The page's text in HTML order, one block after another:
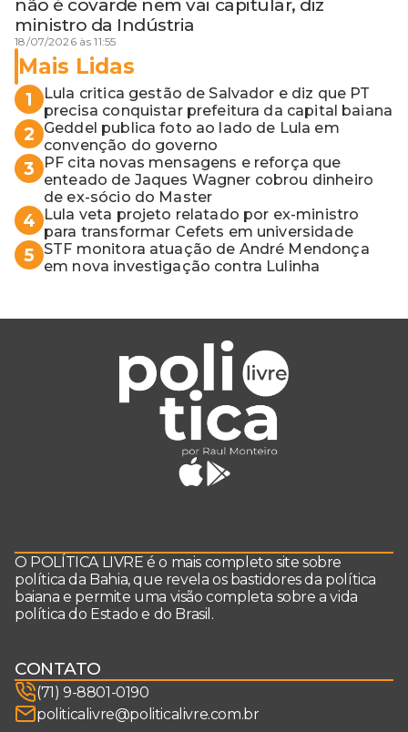
não é covarde nem vai capitular, diz
ministro da Indústria
18/07/2026 às 11:55
Mais Lidas
1
Lula critica gestão de Salvador e diz que PT
precisa conquistar prefeitura da capital baiana
2
Geddel publica foto ao lado de Lula em
convenção do governo
3
PF cita novas mensagens e reforça que
enteado de Jaques Wagner cobrou dinheiro
de ex-sócio do Master
4
Lula veta projeto relatado por ex-ministro
para transformar Cefets em universidade
5
STF monitora atuação de André Mendonça
em nova investigação contra Lulinha
O POLÍTICA LIVRE é o mais completo site sobre
política da Bahia, que revela os bastidores da política
baiana e permite uma visão completa sobre a vida
política do Estado e do Brasil.
CONTATO
(71) 9-8801-0190
politicalivre@politicalivre.com.br